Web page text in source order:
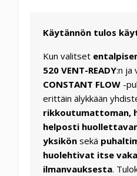
Käytännön tulos
Kun valitset
520 VENT-READY:n ja
CONSTANT FLOW -
erittäin älykkään
rikkoutumattoman,
helposti huollettavan
yksikön sekä
huolehtivat itse
ilmanvauksesta.